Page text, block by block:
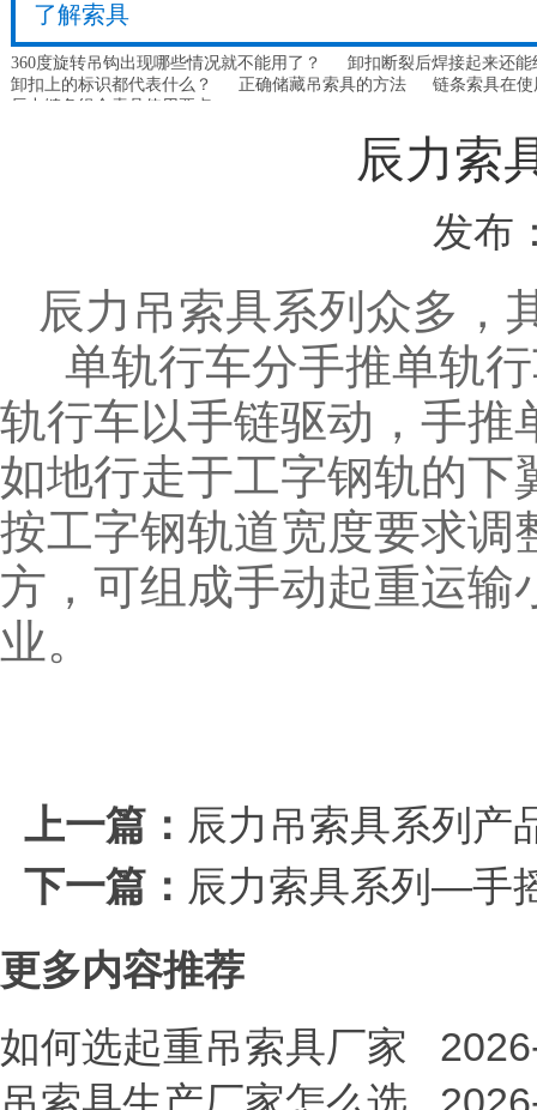
了解索具
360度旋转吊钩出现哪些情况就不能用了？
卸扣断裂后焊接起来还能
卸扣上的标识都代表什么？
正确储藏吊索具的方法
链条索具在
辰力链条组合索具使用要点
辰力索
发布
辰力 吊索具系列众多，
单轨行车分手推单轨
轨行车以手链驱动，手推
如地行走于工字钢轨的下
按工字钢轨道宽度要求调
方，可组成手动起重运输
业。
上一篇： 辰力吊索具系列产
下一篇： 辰力索具系列—手
更多内容推荐
如何选起重吊索具厂家